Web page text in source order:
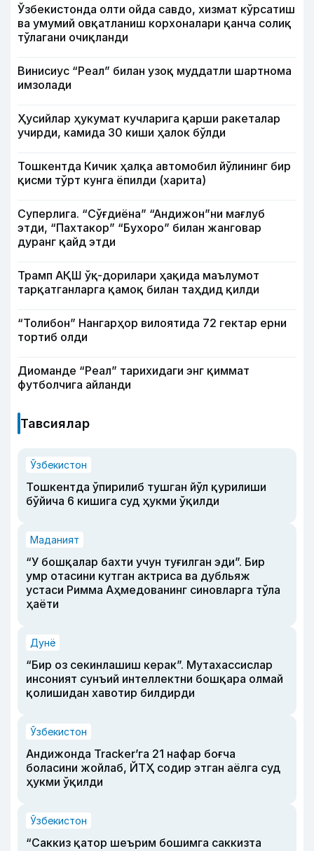
Ўзбекистонда олти ойда савдо, хизмат кўрсатиш
ва умумий овқатланиш корхоналари қанча солиқ
тўлагани очиқланди
Винисиус “Реал” билан узоқ муддатли шартнома
имзолади
Ҳусийлар ҳукумат кучларига қарши ракеталар
учирди, камида 30 киши ҳалок бўлди
Тошкентда Кичик ҳалқа автомобил йўлининг бир
қисми тўрт кунга ёпилди (харита)
Суперлига. “Сўғдиёна” “Андижон”ни мағлуб
этди, “Пахтакор” “Бухоро” билан жанговар
дуранг қайд этди
Трамп АҚШ ўқ-дорилари ҳақида маълумот
тарқатганларга қамоқ билан таҳдид қилди
“Толибон” Нангарҳор вилоятида 72 гектар ерни
тортиб олди
Диоманде “Реал” тарихидаги энг қиммат
футболчига айланди
Тавсиялар
Ўзбекистон
Тошкентда ўпирилиб тушган йўл қурилиши
бўйича 6 кишига суд ҳукми ўқилди
Маданият
“У бошқалар бахти учун туғилган эди”. Бир
умр отасини кутган актриса ва дубльяж
устаси Римма Аҳмедованинг синовларга тўла
ҳаёти
Дунё
“Бир оз секинлашиш керак”. Мутахассислар
инсоният сунъий интеллектни бошқара олмай
қолишидан хавотир билдирди
Ўзбекистон
Андижонда Tracker’га 21 нафар боғча
боласини жойлаб, ЙТҲ содир этган аёлга суд
ҳукми ўқилди
Ўзбекистон
“Саккиз қатор шеърим бошимга саккизта